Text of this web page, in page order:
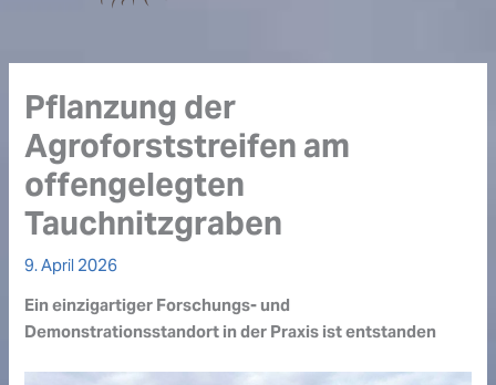
Pflanzung der
Agroforststreifen am
offengelegten
Tauchnitzgraben
9. April 2026
Ein einzigartiger Forschungs- und
Demonstrationsstandort in der Praxis ist entstanden